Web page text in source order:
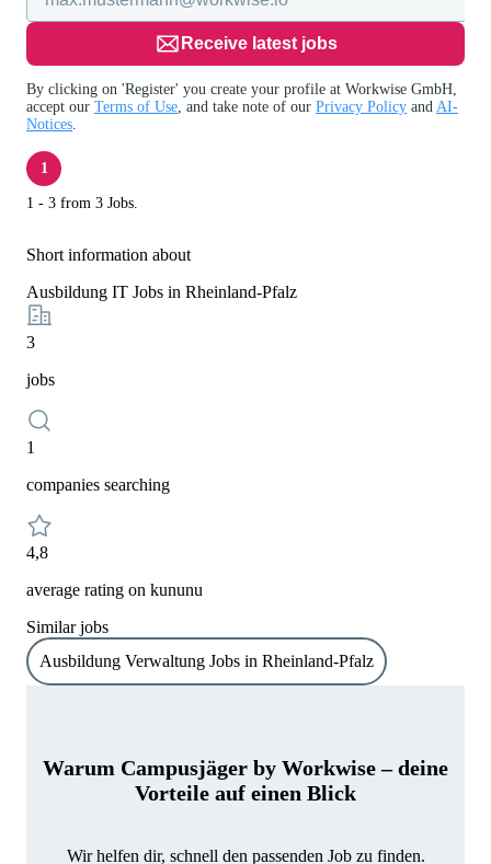
Receive latest jobs
By clicking on 'Register' you create your profile at Workwise GmbH,
accept our Terms of Use, and take note of our Privacy Policy and AI-
Notices.
1
1 - 3 from 3 Jobs.
Short information about
Ausbildung IT Jobs in Rheinland-Pfalz
3
jobs
1
companies searching
4,8
average rating on kununu
Similar jobs
Ausbildung Verwaltung Jobs in Rheinland-Pfalz
Warum Campusjäger by Workwise – deine
Vorteile auf einen Blick
Wir helfen dir, schnell den passenden Job zu finden.